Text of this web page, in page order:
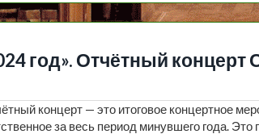
год». Отчётный концерт
концерт — это итоговое концертное
за весь период минувшего года. Это